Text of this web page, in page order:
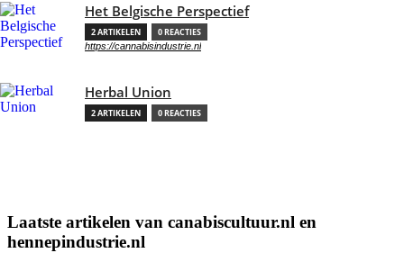
Het Belgische Perspectief
2 ARTIKELEN 0 REACTIES
https://cannabisindustrie.nl
Herbal Union
2 ARTIKELEN 0 REACTIES
Laatste artikelen van canabiscultuur.nl en
hennepindustrie.nl